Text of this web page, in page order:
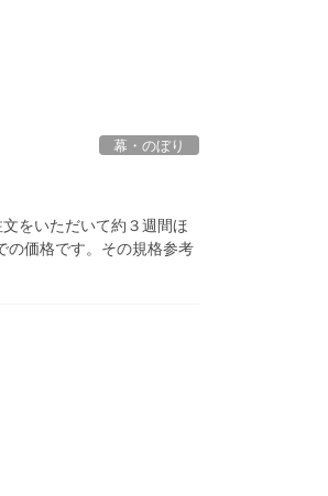
幕・のぼり
をいただいて約３週間ほ
の価格です。その規格参考